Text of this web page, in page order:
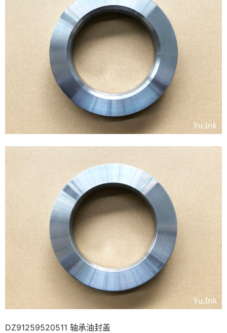
DZ91259520511 轴承油封盖